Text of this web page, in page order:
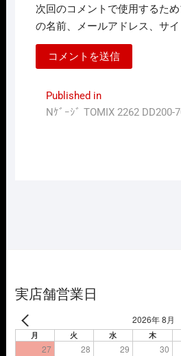
次回のコメントで使用するた
の名前、メールアドレス、サイ
投
稿
Published in
Nｹﾞｰｼﾞ TOMIX 2262 DD200-
実店舗営業日
2026年 8月
月 火 水 木
27 28 29 30